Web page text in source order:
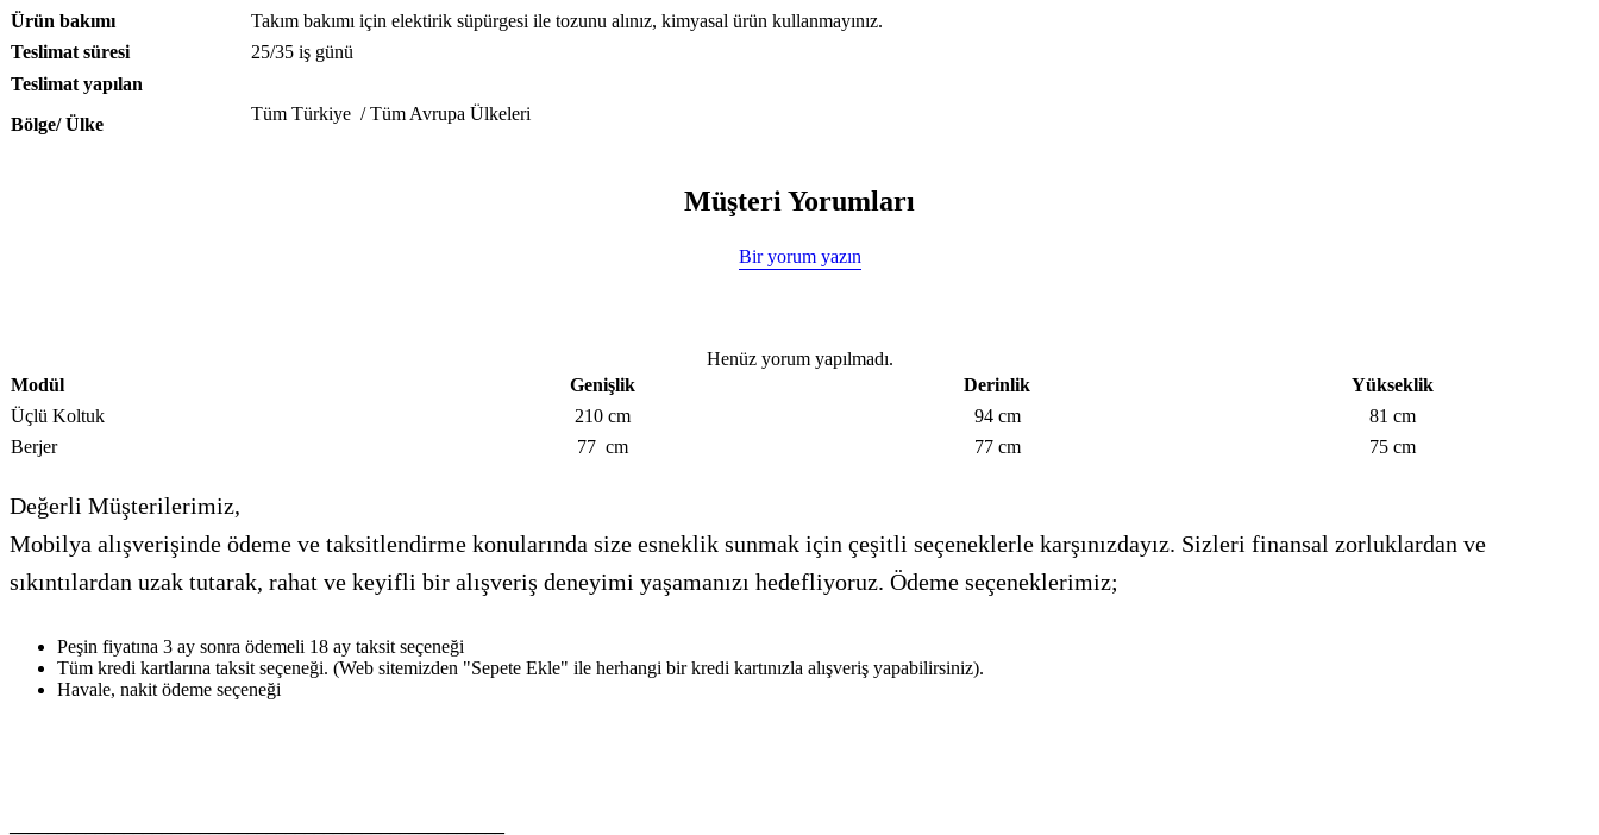
Ürün bakımı
Takım bakımı için elektirik süpürgesi ile tozunu alınız, kimyasal ürün kullanmayınız.
Teslimat süresi
25/35 iş günü
Teslimat yapılan
Bölge/ Ülke
Tüm Türkiye / Tüm Avrupa Ülkeleri
Müşteri Yorumları
Bir yorum yazın
Henüz yorum yapılmadı.
Modül
Genişlik Derinlik
Yükseklik
Üçlü Koltuk
210 cm 94 cm
81 cm
Berjer
77 cm 77 cm 75 cm
Değerli Müşterilerimiz,
Mobilya alışverişinde ödeme ve taksitlendirme konularında size esneklik sunmak için çeşitli seçeneklerle karşınızdayız. Sizleri finansal zorluklardan ve
sıkıntılardan uzak tutarak, rahat ve keyifli bir alışveriş deneyimi yaşamanızı hedefliyoruz. Ödeme seçeneklerimiz;
Peşin fiyatına 3 ay sonra ödemeli 18 ay taksit seçeneği
Tüm kredi kartlarına taksit seçeneği. (Web sitemizden "Sepete Ekle" ile herhangi bir kredi kartınızla alışveriş yapabilirsiniz).
Havale, nakit ödeme seçeneği